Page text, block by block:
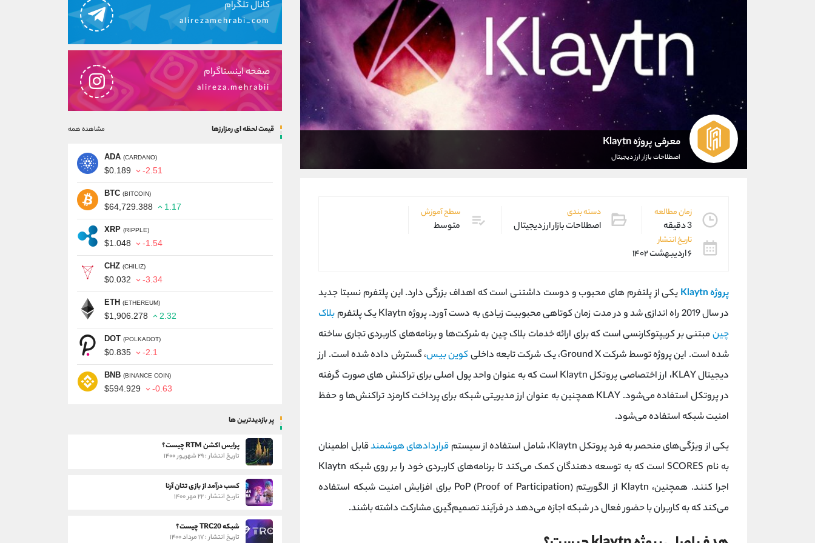
معرفی پروژه Klaytn
اصطلاحات بازار ارز دیجیتال
زمان مطالعه
3 دقیقه
دسته بندی
اصطلاحات بازار ارز دیجیتال
سطح آموزش
متوسط
تاریخ انتشار
۶ اردیبهشت ۱۴۰۲
پروژه Klaytn
یکی از پلتفرم های محبوب و دوست داشتنی است که اهداف بزرگی دارد. این پلتفرم نسبتا جدید
در سال 2019 راه اندازی شد و در مدت زمان کوتاهی محبوبیت زیادی به دست آورد. پروژه Klaytn یک پلتفرم
بلاک
چینمبتنی بر کریپتوکارنسی است که برای ارائه خدمات بلاک چین به شرکت‌ها و برنامه‌های کاربردی تجاری ساخته
شده است. این پروژه توسط شرکت Ground X، یک شرکت تابعه داخلی
کوین بیس، گسترش داده شده است. ارز
دیجیتال KLAY، ارز اختصاصی پروتکل Klaytn است که به عنوان واحد پول اصلی برای تراکنش‌ های صورت گرفته
در پروتکل استفاده می‌شود. KLAY همچنین به عنوان ارز مدیریتی شبکه برای پرداخت کارمزد تراکنش‌ها و حفظ
امنیت شبکه استفاده می‌شود.
یکی از ویژگی‌های منحصر به فرد پروتکل Klaytn، شامل استفاده از سیستم
قراردادهای هوشمندقابل اطمینان
به نام SCORES است که به توسعه دهندگان کمک می‌کند تا برنامه‌های کاربردی خود را بر روی شبکه Klaytn
اجرا کنند. همچنین، Klaytn از الگوریتم PoP (Proof of Participation) برای افزایش امنیت شبکه استفاده
می‌کند که به کاربران با حضور فعال در شبکه اجازه می‌دهد در فرآیند تصمیم‌گیری مشارکت داشته باشند.
کانال تلگرام
alirezamehrabi_com
صفحه اینستاگرام
alireza.mehrabii
قیمت لحظه ای رمزارزها مشاهده همه
ADA (CARDANO)
$0.189 -2.51
BTC (BITCOIN)
$64,729.388 1.17
XRP (RIPPLE)
$1.048 -1.54
CHZ (CHILIZ)
$0.032 -3.34
ETH (ETHEREUM)
$1,906.278 2.32
DOT (POLKADOT)
$0.835 -2.1
BNB (BINANCE COIN)
$594.929 -0.63
پر بازدیدترین ها
پرایس اکشن RTM چیست؟
تاریخ انتشار : ۲۹ شهریور ۱۴۰۰
کسب درآمد از بازی تتان آرنا
تاریخ انتشار : ۲۲ مهر ۱۴۰۰
شبکه TRC20 چیست؟
تاریخ انتشار : ۱۷ مرداد ۱۴۰۰